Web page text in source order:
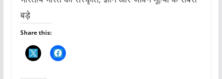
बड़े
Share this: